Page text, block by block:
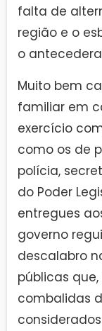
falta de
região e o
o
Muito bem
familiar em
exercício
como os de
polícia,
do Poder
entregues
governo
descalabro
públicas
combalidas